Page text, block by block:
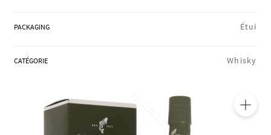
COFFRETS & CADEAUX
BOUTIQUE LOIRET
PACKAGING Étui
CATÉGORIE Whisky